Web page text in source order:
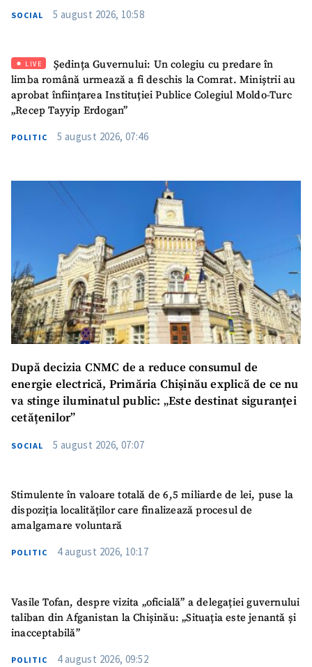
SUSȚINE
SOCIAL 5 august 2026, 10:58
LIVE
Ședința Guvernului: Un colegiu cu predare în
limba română urmează a fi deschis la Comrat. Miniștrii au
aprobat înființarea Instituției Publice Colegiul Moldo-Turc
„Recep Tayyip Erdogan”
POLITIC 5 august 2026, 07:46
După decizia CNMC de a reduce consumul de
energie electrică, Primăria Chișinău explică de ce nu
va stinge iluminatul public: „Este destinat siguranței
cetățenilor”
SOCIAL 5 august 2026, 07:07
Stimulente în valoare totală de 6,5 miliarde de lei, puse la
dispoziția localităților care finalizează procesul de
amalgamare voluntară
POLITIC 4 august 2026, 10:17
Vasile Tofan, despre vizita „oficială” a delegației guvernului
taliban din Afganistan la Chișinău: „Situația este jenantă și
inacceptabilă”
POLITIC 4 august 2026, 09:52
Nume+ Numele meu
Telefon
+ Telefon personal
acord cupolitica de
TRIMITE ȘTIREA